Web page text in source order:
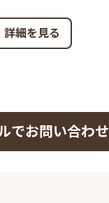
詳細を見る
でお問い合わせ